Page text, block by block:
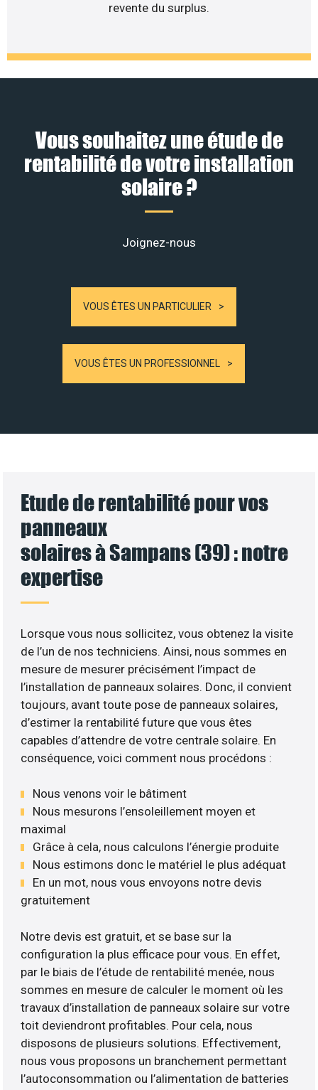
revente du surplus.
Vous souhaitez une étude de
rentabilité de votre installation
solaire ?
Joignez-nous
VOUS ÊTES UN PARTICULIER
VOUS ÊTES UN PROFESSIONNEL
Etude de rentabilité pour vos
panneaux
solaires à Sampans (39) : notre
expertise
Lorsque vous nous sollicitez, vous obtenez la visite
de l’un de nos techniciens. Ainsi, nous sommes en
mesure de mesurer précisément l’impact de
l’installation de panneaux solaires. Donc, il convient
toujours, avant toute pose de panneaux solaires,
d’estimer la rentabilité future que vous êtes
capables d’attendre de votre centrale solaire. En
conséquence, voici comment nous procédons :
Nous venons voir le bâtiment
Nous mesurons l’ensoleillement moyen et
maximal
Grâce à cela, nous calculons l’énergie produite
Nous estimons donc le matériel le plus adéquat
En un mot, nous vous envoyons notre devis
gratuitement
Notre devis est gratuit, et se base sur la
configuration la plus efficace pour vous. En effet,
par le biais de l’étude de rentabilité menée, nous
sommes en mesure de calculer le moment où les
travaux d’installation de panneaux solaire sur votre
toit deviendront profitables. Pour cela, nous
disposons de plusieurs solutions. Effectivement,
nous vous proposons un branchement permettant
l’autoconsommation ou l’alimentation de batteries